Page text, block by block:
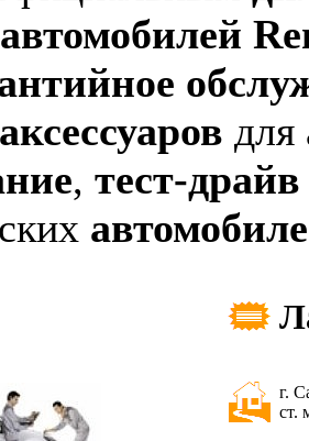
аксессуаров для
, тест-драйв
г.
ст.